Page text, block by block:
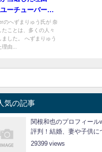
ーチューバーが
？
のへずまりゅう氏が 奈
たことは、多くの人々
した。 へずまりゅう
由...
気の記事
関根和也のプロフィール
評判！結婚、妻や子供に
29399